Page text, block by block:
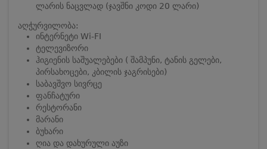
ლარის ნაცვლად (ჯავშნი კოდი 20 ლარი)
აღჭურვილობა:
ინტერნეტი Wi-FI
ტელევიზორი
ჰიგიენის საშუალებები ( შამპუნი, ტანის გელები,
პირსახოცები, კბილის ჯაგრისები)
საბავშვო სივრცე
ფანჩატური
რესტორანი
მარანი
ბუხარი
ღია და დახურული აუზი